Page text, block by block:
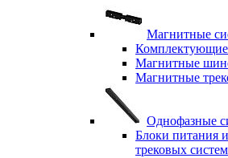
Магнитные
Комплектующие
Магнитные
Магнитные
Однофазные
Блоки питания
трековых систем